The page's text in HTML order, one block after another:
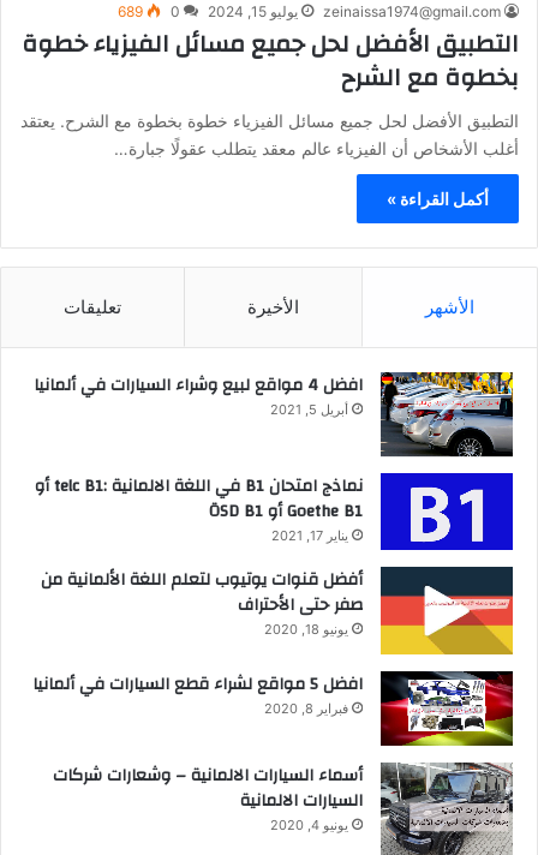
zeinaissa1974@gmail.com يوليو 15, 2024 0
689
التطبيق الأفضل لحل جميع مسائل الفيزياء خطوة
بخطوة مع الشرح
التطبيق الأفضل لحل جميع مسائل الفيزياء خطوة بخطوة مع الشرح. يعتقد
أغلب الأشخاص أن الفيزياء عالم معقد يتطلب عقولًا جبارة…
أكمل القراءة »
الأشهر الأخيرة تعليقات
افضل 4 مواقع لبيع وشراء السيارات في ألمانيا
أبريل 5, 2021
نماذج امتحان B1 في اللغة الالمانية :telc B1 أو
Goethe B1 أو ÖSD B1
يناير 17, 2021
أفضل قنوات يوتيوب لتعلم اللغة الألمانية من
صفر حتى الأحتراف
يونيو 18, 2020
افضل 5 مواقع لشراء قطع السيارات في ألمانيا
فبراير 8, 2020
أسماء السيارات الالمانية – وشعارات شركات
السيارات الالمانية
يونيو 4, 2020